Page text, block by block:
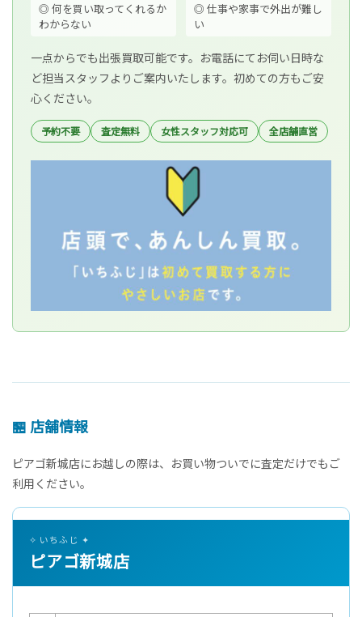
◎ 何を買い取ってくれるか
わからない
◎ 仕事や家事で外出が難し
い
一点からでも出張買取可能です。お電話にてお伺い日時な
ど担当スタッフよりご案内いたします。初めての方もご安
心ください。
予約不要 査定無料 女性スタッフ対応可 全店舗直営
🏪 店舗情報
ピアゴ新城店にお越しの際は、お買い物ついでに査定だけでもご
利用ください。
✧ いちふじ ✦
ピアゴ新城店